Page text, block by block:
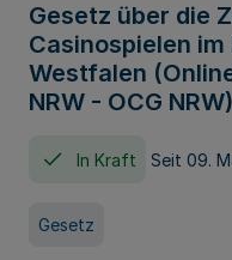
Gesetz über die
Casinospielen
Westfalen
NRW - OCG NRW)
In Kraft Seit 09.
Gesetz